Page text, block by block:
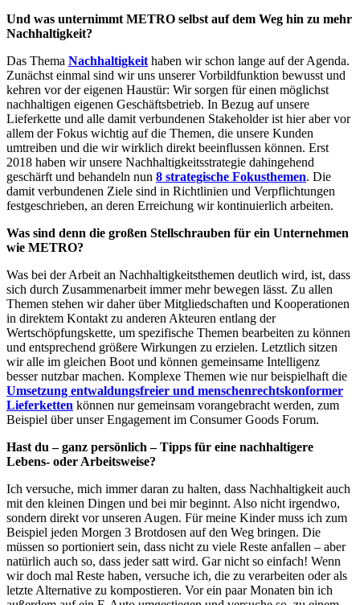
Und was unternimmt METRO selbst auf dem Weg hin zu mehr
Nachhaltigkeit?
Das Thema Nachhaltigkeit haben wir schon lange auf der Agenda.
Zunächst einmal sind wir uns unserer Vorbildfunktion bewusst und
kehren vor der eigenen Haustür: Wir sorgen für einen möglichst
nachhaltigen eigenen Geschäftsbetrieb. In Bezug auf unsere
Lieferkette und alle damit verbundenen Stakeholder ist hier aber vor
allem der Fokus wichtig auf die Themen, die unsere Kunden
umtreiben und die wir wirklich direkt beeinflussen können. Erst
2018 haben wir unsere Nachhaltigkeitsstrategie dahingehend
geschärft und behandeln nun 8 strategische Fokusthemen. Die
damit verbundenen Ziele sind in Richtlinien und Verpflichtungen
festgeschrieben, an deren Erreichung wir kontinuierlich arbeiten.
Was sind denn die großen Stellschrauben für ein Unternehmen
wie METRO?
Was bei der Arbeit an Nachhaltigkeitsthemen deutlich wird, ist, dass
sich durch Zusammenarbeit immer mehr bewegen lässt. Zu allen
Themen stehen wir daher über Mitgliedschaften und Kooperationen
in direktem Kontakt zu anderen Akteuren entlang der
Wertschöpfungskette, um spezifische Themen bearbeiten zu können
und entsprechend größere Wirkungen zu erzielen. Letztlich sitzen
wir alle im gleichen Boot und können gemeinsame Intelligenz
besser nutzbar machen. Komplexe Themen wie nur beispielhaft die
Umsetzung entwaldungsfreier und menschenrechtskonformer
Lieferketten können nur gemeinsam vorangebracht werden, zum
Beispiel über unser Engagement im Consumer Goods Forum.
Hast du – ganz persönlich – Tipps für eine nachhaltigere
Lebens- oder Arbeitsweise?
Ich versuche, mich immer daran zu halten, dass Nachhaltigkeit auch
mit den kleinen Dingen und bei mir beginnt. Also nicht irgendwo,
sondern direkt vor unseren Augen. Für meine Kinder muss ich zum
Beispiel jeden Morgen 3 Brotdosen auf den Weg bringen. Die
müssen so portioniert sein, dass nicht zu viele Reste anfallen – aber
natürlich auch so, dass jeder satt wird. Gar nicht so einfach! Wenn
wir doch mal Reste haben, versuche ich, die zu verarbeiten oder als
letzte Alternative zu kompostieren. Vor ein paar Monaten bin ich